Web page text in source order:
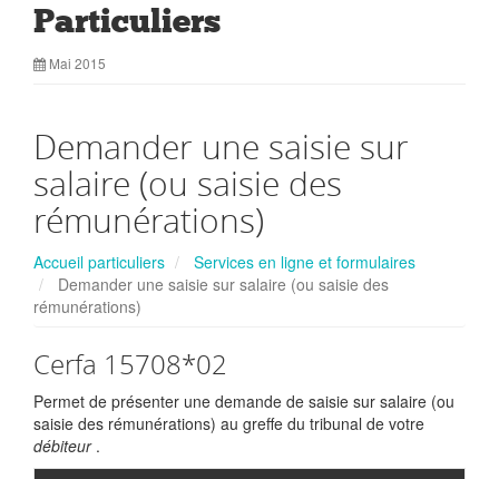
Particuliers
Mai 2015
Demander une saisie sur
salaire (ou saisie des
rémunérations)
Accueil particuliers
Services en ligne et formulaires
Demander une saisie sur salaire (ou saisie des
rémunérations)
Cerfa 15708*02
Permet de présenter une demande de saisie sur salaire (ou
saisie des rémunérations) au greffe du tribunal de votre
débiteur .